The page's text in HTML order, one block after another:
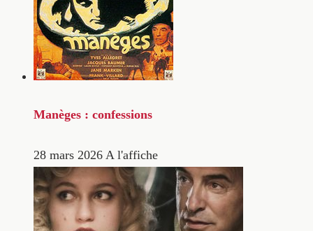
Manèges : confessions
28 mars 2026 A l'affiche